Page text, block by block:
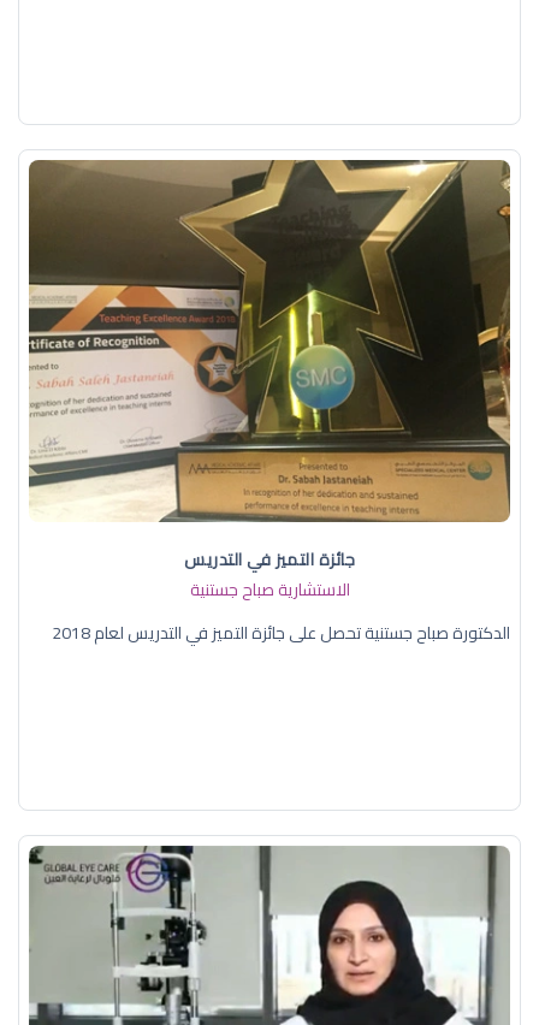
جائزة التميز في التدريس
الاستشارية صباح جستنية
الدكتورة صباح جستنية تحصل على جائزة التميز في التدريس لعام 2018